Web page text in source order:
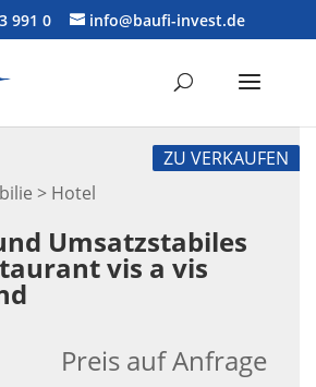
991 0 info@baufi-invest.de
> Hotel
ZU VERKAUFEN
Umsatzstabiles
vis a vis
Preis auf Anfrage